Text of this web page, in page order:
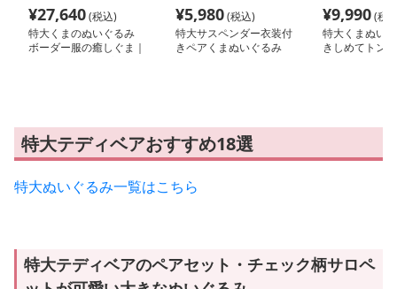
¥27,640(税込)
特大くまのぬいぐるみ
ボーダー服の癒しぐま｜
¥5,980(税込)
特大サスペンダー衣装付
きペアくまぬいぐるみ
¥9,990(税
特大くまぬい
きしめてトン
特大テディベアおすすめ18選
特大ぬいぐるみ一覧はこちら
特大テディベアのペアセット・チェック柄サロペ